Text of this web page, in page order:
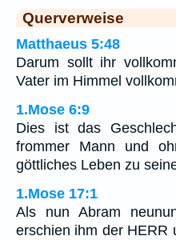
Querverweise
Matthaeus 5:48
Darum sollt ihr
Vater im Himmel
1.Mose 6:9
Dies ist das
frommer Mann und
göttliches Leben zu
1.Mose 17:1
Als nun Abram
erschien ihm der HERR